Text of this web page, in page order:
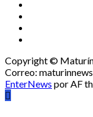
Copyright © Maturín
Correo:
EnterNews por AF